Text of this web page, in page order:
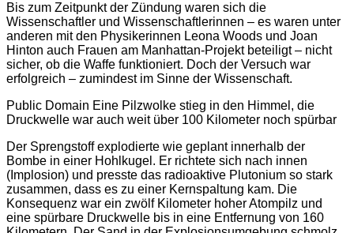
Bis zum Zeitpunkt der Zündung waren sich die
Wissenschaftler und Wissenschaftlerinnen – es waren unter
anderen mit den Physikerinnen Leona Woods und Joan
Hinton auch Frauen am Manhattan-Projekt beteiligt – nicht
sicher, ob die Waffe funktioniert. Doch der Versuch war
erfolgreich – zumindest im Sinne der Wissenschaft.
Public Domain Eine Pilzwolke stieg in den Himmel, die
Druckwelle war auch weit über 100 Kilometer noch spürbar
Der Sprengstoff explodierte wie geplant innerhalb der
Bombe in einer Hohlkugel. Er richtete sich nach innen
(Implosion) und presste das radioaktive Plutonium so stark
zusammen, dass es zu einer Kernspaltung kam. Die
Konsequenz war ein zwölf Kilometer hoher Atompilz und
eine spürbare Druckwelle bis in eine Entfernung von 160